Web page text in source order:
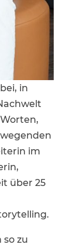
in
im
über 25
zu